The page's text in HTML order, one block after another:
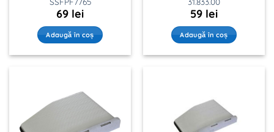
69 lei
Adaugă în coș
59 lei
Adaugă în coș